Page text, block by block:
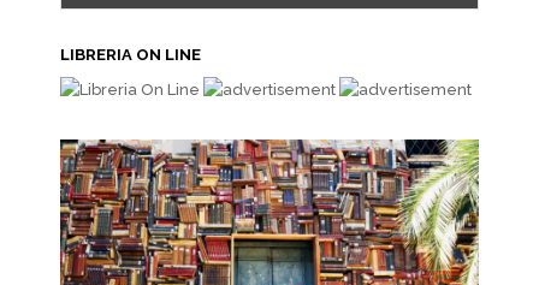
LIBRERIA ON LINE